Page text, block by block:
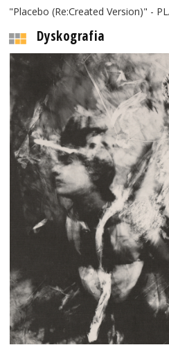
"Placebo (Re:Created Version)" -
Dyskografia